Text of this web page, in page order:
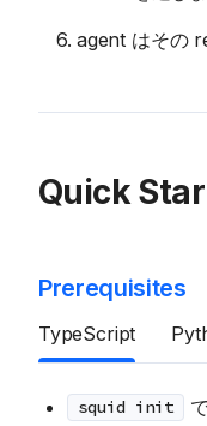
agent はその
Quick
Prerequisites
TypeScript
squid init